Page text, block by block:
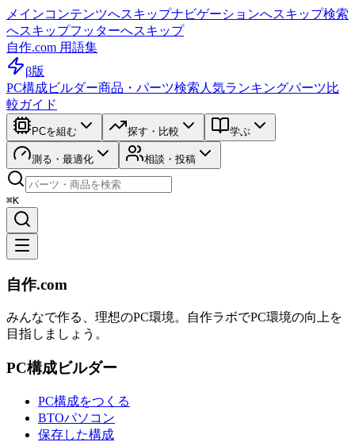
メインコンテンツへスキップナビゲーションへスキップ検索
へスキップフッターへスキップ
自作.com 用語集
β版
PC構成ビルダー商品・パーツ検索 人気ランキングパーツ比
較ガイド
PCを組む 探す・比較 学ぶ
測る・最適化 相談・投稿
⌘K
自作.com
みんなで作る、理想のPC環境。 自作ラボでPC環境の向上を
目指しましょう。
PC構成ビルダー
PC構成をつくる
BTOパソコン
保存した構成